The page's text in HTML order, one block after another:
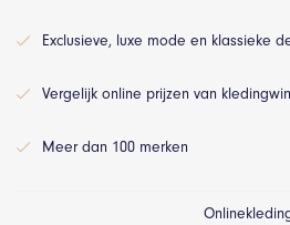
Exclusieve, luxe mode en klassieke
Vergelijk online prijzen van
Meer dan 100 merken